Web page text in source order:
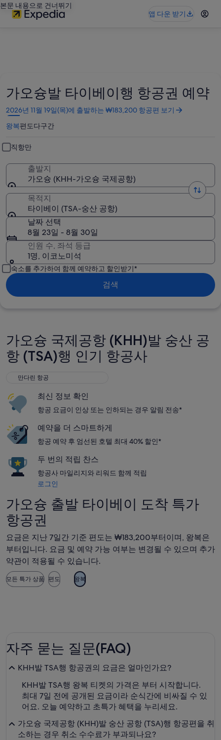
본문 내용으로 건너뛰기
앱 다운 받기
가오슝발 타이베이행 항공권 예약
2026년 11월 19일(목)에 출발하는 ₩183,200 항공편 보기
새
창
에
열
림
왕복편도다구간
직항만
출발지
가오슝 (KHH-가오슝 국제공항)
목적지
타이베이 (TSA-숭산 공항)
날짜 선택
8월 23일 - 8월 30일
인원 수, 좌석 등급
1명, 이코노미석
숙소를 추가하여 함께 예약하고 할인받기*
검색
가오슝 국제공항 (KHH)발 숭산 공
항 (TSA)행 인기 항공사
만다린 항공
만다린 항공
최신 정보 확인
항공 요금이 인상 또는 인하되는 경우 알림 전송*
예약을 더 스마트하게
항공 예약 후 엄선된 호텔 최대 40% 할인*
두 번의 적립 찬스
항공사 마일리지와 리워드 함께 적립
로그인
가오슝 출발 타이베이 도착 특가
항공권
요금은 지난 7일간 기준 편도는 ₩183,200부터이며, 왕복은
부터입니다. 요금 및 예약 가능 여부는 변경될 수 있으며 추가
약관이 적용될 수 있습니다.
모든 특가 상품 편도 왕복
자주 묻는 질문(FAQ)
KHH발 TSA행 항공권의 요금은 얼마인가요?
KHH발 TSA행 왕복 티켓의 가격은 부터 시작합니다.
최대 7일 전에 공개된 요금이라 순식간에 비싸질 수 있
어요. 오늘 예약하고 초특가 혜택을 누리세요.
가오슝 국제공항 (KHH)발 숭산 공항 (TSA)행 항공편을 취
소하는 경우 취소 수수료가 부과되나요?